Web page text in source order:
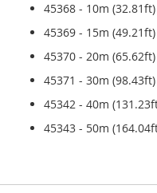
45368 - 10m (32.81ft)
45369 - 15m (49.21ft)
45370 - 20m (65.62ft)
45371 - 30m (98.43ft)
45342 - 40m
45343 - 50m